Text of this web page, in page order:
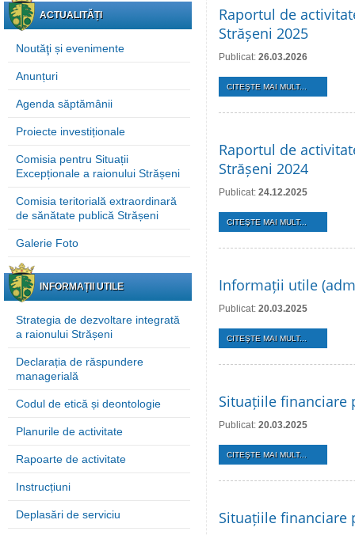
ACTUALITĂȚI
Noutăţi și evenimente
Anunțuri
Agenda săptămânii
Proiecte investiționale
Comisia pentru Situații
Excepționale a raionului Strășeni
Comisia teritorială extraordinară
de sănătate publică Strășeni
Galerie Foto
INFORMAȚII UTILE
Strategia de dezvoltare integrată
a raionului Strășeni
Declarația de răspundere
managerială
Codul de etică și deontologie
Planurile de activitate
Rapoarte de activitate
Instrucțiuni
Deplasări de serviciu
Raportul de
Strășeni 2025
Publicat: 26.03.2026
CITEŞTE MAI MULT...
Raportul de
Strășeni 2024
Publicat: 24.12.2025
CITEŞTE MAI MULT...
Informații utile
Publicat: 20.03.2025
CITEŞTE MAI MULT...
Situațiile financiare
Publicat: 20.03.2025
CITEŞTE MAI MULT...
Situațiile financiare